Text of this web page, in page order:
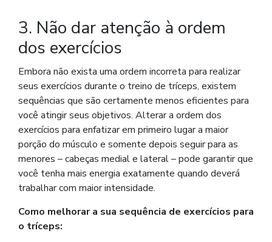
3. Não dar atenção à ordem
dos exercícios
Embora não exista uma ordem incorreta para realizar
seus exercícios durante o treino de tríceps, existem
sequências que são certamente menos eficientes para
você atingir seus objetivos. Alterar a ordem dos
exercícios para enfatizar em primeiro lugar a maior
porção do músculo e somente depois seguir para as
menores – cabeças medial e lateral – pode garantir que
você tenha mais energia exatamente quando deverá
trabalhar com maior intensidade.
Como melhorar a sua sequência de exercícios para
o tríceps: